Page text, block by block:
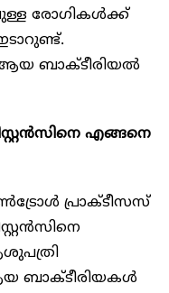
രോഗികൾക്ക്
ആയ ബാക്ടീരിയൽ
എങ്ങനെ
പ്രാക്ടീസസ്
ബാക്ടീരിയകൾ